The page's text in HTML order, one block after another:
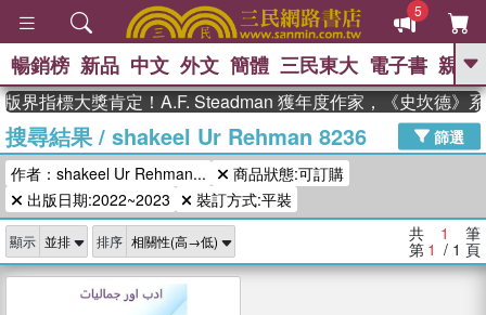
5
GO
熱搜： 東野圭吾 、 高希均教授回憶錄
、 The Odyssey 、 父親節 、 如果歷
史是一群喵 、 暑期推薦
獎 臺灣漫遊錄
登輝時代 、 數學女孩：黎曼猜想 、
偉大的迷走神經
暢銷榜 新品 中文 外文 簡體 三民東大 電子書 親子
界指標大獎肯定！A.F. Steadman 獲年度作家，《史坎德》
搜尋結果/ shakeel Ur Rehman 8236
篩選
作者：shakeel Ur Rehman...
商品狀態:可訂購
出版日期:2022~2023
裝訂方式:平裝
顯示 排序 共 1 筆
第 1 / 1 頁